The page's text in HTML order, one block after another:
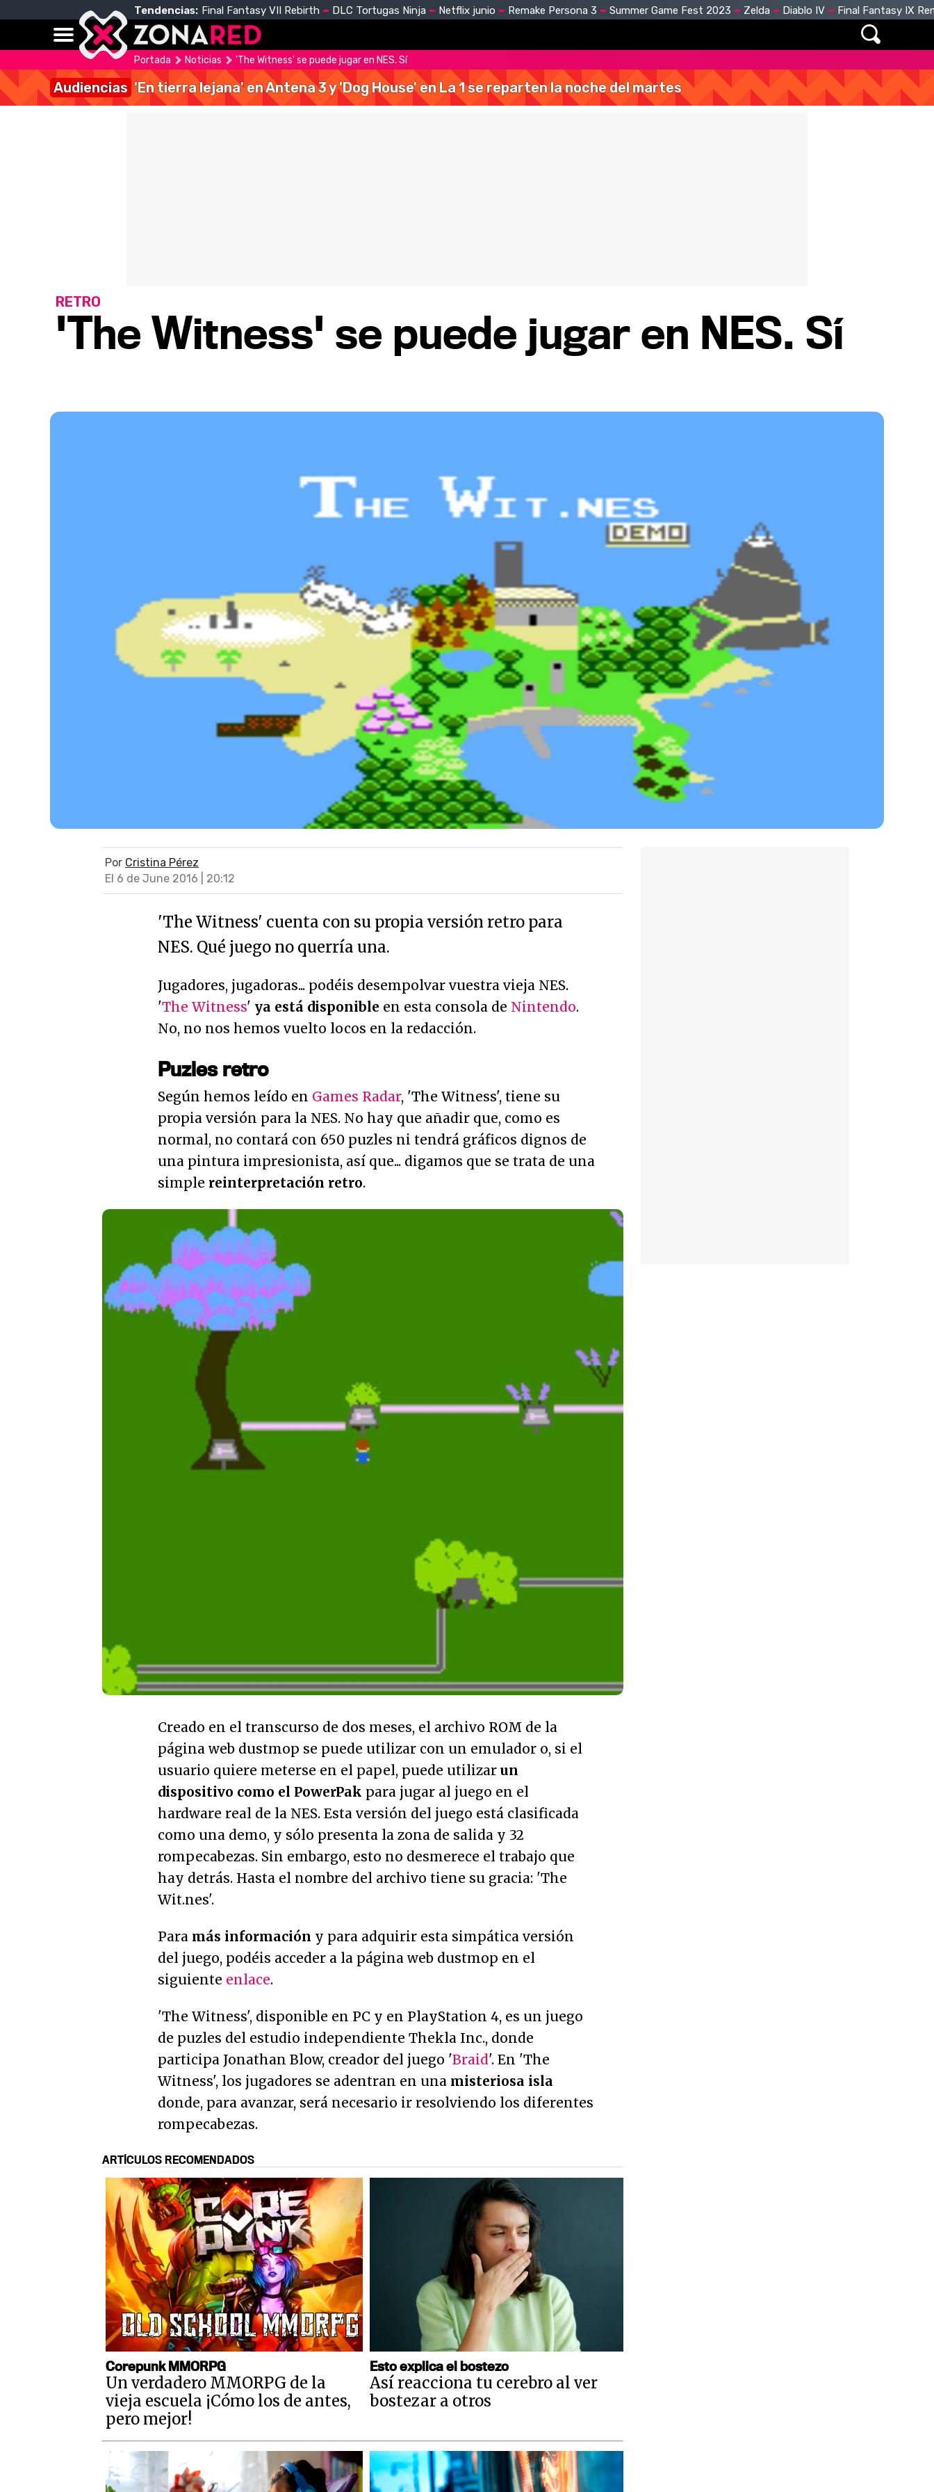
Tendencias: Final Fantasy VII Rebirth DLC Tortugas Ninja Netflix junio Remake Persona 3 Summer Game Fest 2023 Zelda Diablo IV Final Fantasy IX
Portada Noticias 'The Witness' se puede jugar en NES. Sí
Audiencias 'En tierra lejana' en Antena 3 y 'Dog House' en La 1 se reparten la noche del martes
'The Witness' se puede jugar en NES. Sí
RETRO
Por Cristina Pérez
El 6 de June 2016 | 20:12
'The Witness' cuenta con su propia versión retro para
NES. Qué juego no querría una.
Jugadores, jugadoras... podéis desempolvar vuestra vieja NES.
'The Witness' ya está disponible en esta consola de Nintendo.
No, no nos hemos vuelto locos en la redacción.
Puzles retro
Según hemos leído en Games Radar, 'The Witness', tiene su
propia versión para la NES. No hay que añadir que, como es
normal, no contará con 650 puzles ni tendrá gráficos dignos de
una pintura impresionista, así que... digamos que se trata de una
simple reinterpretación retro.
Creado en el transcurso de dos meses, el archivo ROM de la
página web dustmop se puede utilizar con un emulador o, si el
usuario quiere meterse en el papel, puede utilizar un
dispositivo como el PowerPak para jugar al juego en el
hardware real de la NES. Esta versión del juego está clasificada
como una demo, y sólo presenta la zona de salida y 32
rompecabezas. Sin embargo, esto no desmerece el trabajo que
hay detrás. Hasta el nombre del archivo tiene su gracia: 'The
Wit.nes'.
Para más información y para adquirir esta simpática versión
del juego, podéis acceder a la página web dustmop en el
siguiente enlace.
'The Witness', disponible en PC y en PlayStation 4, es un juego
de puzles del estudio independiente Thekla Inc., donde
participa Jonathan Blow, creador del juego 'Braid'. En 'The
Witness', los jugadores se adentran en una misteriosa isla
donde, para avanzar, será necesario ir resolviendo los diferentes
rompecabezas.
ARTÍCULOS RECOMENDADOS
Corepunk MMORPG
Un verdadero MMORPG de la
vieja escuela ¡Cómo los de antes,
pero mejor!
Esto explica el bostezo
Así reacciona tu cerebro al ver
bostezar a otros